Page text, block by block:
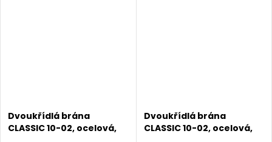
Dvoukřídlá brána
CLASSIC 10-02, ocelová,
Dvoukřídlá brána
CLASSIC 10-02, ocelová,